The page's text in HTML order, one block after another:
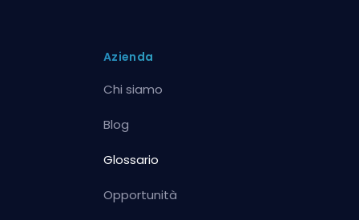
Azienda
Chi siamo
Blog
Glossario
Opportunità